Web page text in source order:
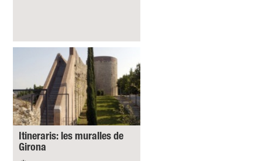
Itineraris: les muralles de
Girona